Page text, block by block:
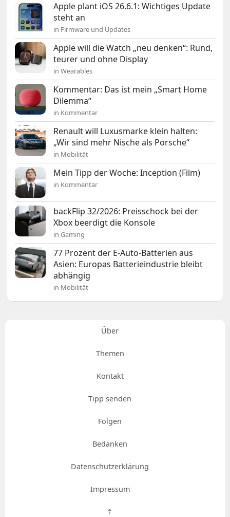
Apple plant iOS 26.6.1: Wichtiges Update
steht an
in Firmware und Updates
Apple will die Watch „neu denken“: Rund,
teurer und ohne Display
in Wearables
Kommentar: Das ist mein „Smart Home
Dilemma“
in Kommentar
Renault will Luxusmarke klein halten:
„Wir sind mehr Nische als Porsche“
in Mobilität
Mein Tipp der Woche: Inception (Film)
in Kommentar
backFlip 32/2026: Preisschock bei der
Xbox beerdigt die Konsole
in Gaming
77 Prozent der E-Auto-Batterien aus
Asien: Europas Batterieindustrie bleibt
abhängig
in Mobilität
Über
Themen
Kontakt
Tipp senden
Folgen
Bedanken
Datenschutzerklärung
Impressum
⇡